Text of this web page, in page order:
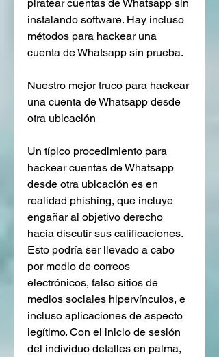
piratear cuentas de Whatsapp sin
instalando software. Hay incluso
métodos para hackear una
cuenta de Whatsapp sin prueba.
Nuestro mejor truco para hackear
una cuenta de Whatsapp desde
otra ubicación
Un típico procedimiento para
hackear cuentas de Whatsapp
desde otra ubicación es en
realidad phishing, que incluye
engañar al objetivo derecho
hacia discutir sus calificaciones.
Esto podría ser llevado a cabo
por medio de correos
electrónicos, falso sitios de
medios sociales hipervínculos, e
incluso aplicaciones de aspecto
legítimo. Con el inicio de sesión
del individuo detalles en palma,